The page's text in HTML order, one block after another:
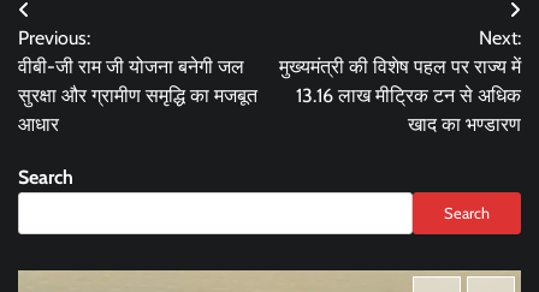
Post
navigation
Previous:
वीबी-जी राम जी योजना बनेगी जल
सुरक्षा और ग्रामीण समृद्धि का मजबूत
आधार
Next:
मुख्यमंत्री की विशेष पहल पर राज्य में
13.16 लाख मीट्रिक टन से अधिक
खाद का भण्डारण
Search
Search